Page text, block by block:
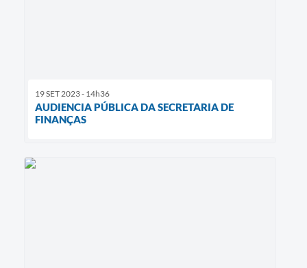
19 SET 2023 - 14h36
AUDIENCIA PÚBLICA DA SECRETARIA DE
FINANÇAS